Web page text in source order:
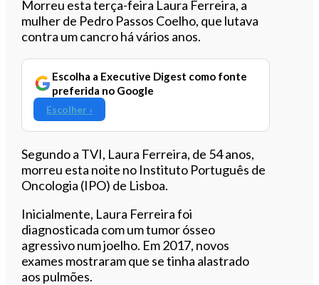
Morreu esta terça-feira Laura Ferreira, a
mulher de Pedro Passos Coelho, que lutava
contra um cancro há vários anos.
Escolha a Executive Digest como fonte
preferida no Google
Escolher ›
Segundo a TVI, Laura Ferreira, de 54 anos,
morreu esta noite no Instituto Português de
Oncologia (IPO) de Lisboa.
Inicialmente, Laura Ferreira foi
diagnosticada com um tumor ósseo
agressivo num joelho. Em 2017, novos
exames mostraram que se tinha alastrado
aos pulmões.